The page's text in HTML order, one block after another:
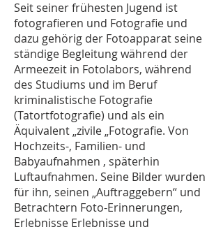
Seit seiner frühesten Jugend ist
fotografieren und Fotografie und
dazu gehörig der Fotoapparat seine
ständige Begleitung während der
Armeezeit in Fotolabors, während
des Studiums und im Beruf
kriminalistische Fotografie
(Tatortfotografie) und als ein
Äquivalent „zivile „Fotografie. Von
Hochzeits-, Familien- und
Babyaufnahmen , späterhin
Luftaufnahmen. Seine Bilder wurden
für ihn, seinen „Auftraggebern“ und
Betrachtern Foto-Erinnerungen,
Erlebnisse Erlebnisse und